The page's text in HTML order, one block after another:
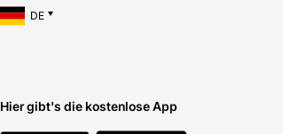
DE
Hier gibt's die kostenlose App